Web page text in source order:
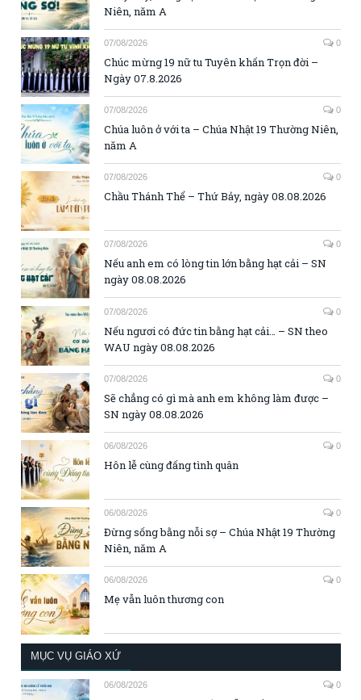
Niên, năm A
07/08/2026 0
Chúc mừng 19 nữ tu Tuyên khấn Trọn đời –
Ngày 07.8.2026
07/08/2026 0
Chúa luôn ở với ta – Chúa Nhật 19 Thường Niên,
năm A
07/08/2026 0
Chầu Thánh Thể – Thứ Bảy, ngày 08.08.2026
07/08/2026 0
Nếu anh em có lòng tin lớn bằng hạt cải – SN
ngày 08.08.2026
07/08/2026 0
Nếu ngươi có đức tin bằng hạt cải… – SN theo
WAU ngày 08.08.2026
07/08/2026 0
Sẽ chẳng có gì mà anh em không làm được –
SN ngày 08.08.2026
06/08/2026 0
Hôn lễ cùng đấng tình quân
06/08/2026 0
Đừng sống bằng nỗi sợ – Chúa Nhật 19 Thường
Niên, năm A
06/08/2026 0
Mẹ vẫn luôn thương con
MỤC VỤ GIÁO XỨ
06/08/2026 0